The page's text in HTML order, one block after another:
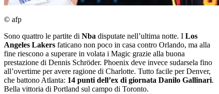
© afp
Sono quattro le partite di Nba disputate nell’ultima notte. I Los
Angeles Lakers faticano non poco in casa contro Orlando, ma alla
fine riescono a superare in volata i Magic grazie alla buona
prestazione di Dennis Schröder. Phoenix deve invece sudarsela fino
all’overtime per avere ragione di Charlotte. Tutto facile per Denver,
che battono Atlanta: 14 punti dell’ex di giornata Danilo Gallinari.
Bella vittoria di Portland sul campo di Toronto.